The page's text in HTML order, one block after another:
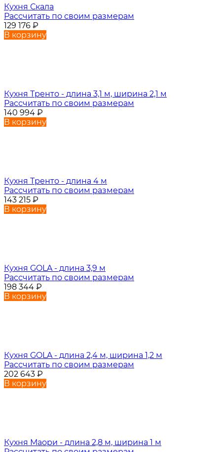
Кухня Скала
Рассчитать по своим размерам
129 176 ₽
В корзину
Кухня Тренто - длина 3,1 м, ширина 2,1 м
Рассчитать по своим размерам
140 994 ₽
В корзину
Кухня Тренто - длина 4 м
Рассчитать по своим размерам
143 215 ₽
В корзину
Кухня GOLA - длина 3,9 м
Рассчитать по своим размерам
198 344 ₽
В корзину
Кухня GOLA - длина 2,4 м, ширина 1,2 м
Рассчитать по своим размерам
202 643 ₽
В корзину
Кухня Маори - длина 2,8 м, ширина 1 м